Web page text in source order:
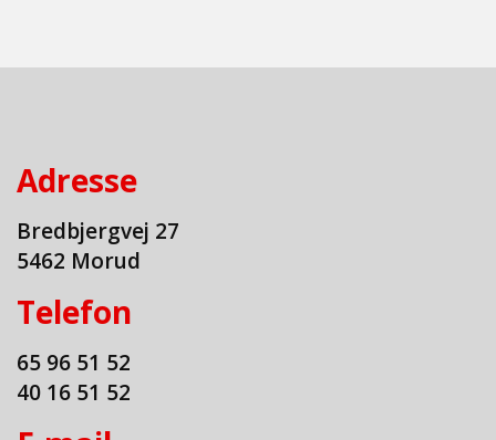
Adresse
Bredbjergvej 27
5462 Morud
​Telefon
65 96 51 52
40 16 51 52